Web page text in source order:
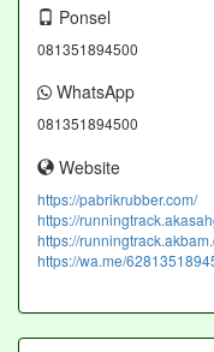
Ponsel
081351894500
WhatsApp
081351894500
Website
https://pabrikrubber.com/
https://
https://
https://wa.me/